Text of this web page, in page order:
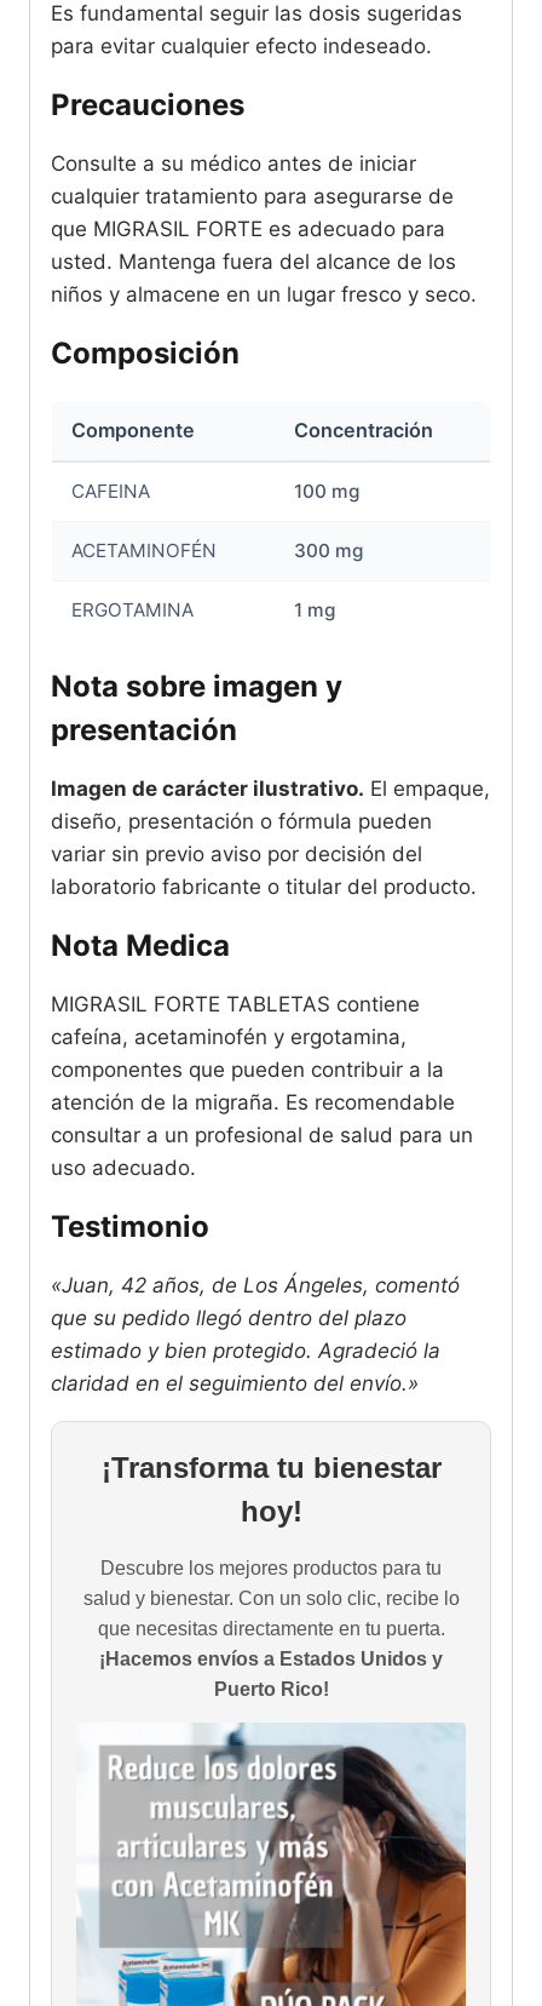
Es fundamental seguir las dosis sugeridas
para evitar cualquier efecto indeseado.
Precauciones
Consulte a su médico antes de iniciar
cualquier tratamiento para asegurarse de
que MIGRASIL FORTE es adecuado para
usted. Mantenga fuera del alcance de los
niños y almacene en un lugar fresco y seco.
Composición
Componente Concentración
CAFEINA 100 mg
ACETAMINOFÉN 300 mg
ERGOTAMINA 1 mg
Nota sobre imagen y
presentación
Imagen de carácter ilustrativo. El empaque,
diseño, presentación o fórmula pueden
variar sin previo aviso por decisión del
laboratorio fabricante o titular del producto.
Nota Medica
MIGRASIL FORTE TABLETAS contiene
cafeína, acetaminofén y ergotamina,
componentes que pueden contribuir a la
atención de la migraña. Es recomendable
consultar a un profesional de salud para un
uso adecuado.
Testimonio
«Juan, 42 años, de Los Ángeles, comentó
que su pedido llegó dentro del plazo
estimado y bien protegido. Agradeció la
claridad en el seguimiento del envío.»
¡Transforma tu bienestar
hoy!
Descubre los mejores productos para tu
salud y bienestar. Con un solo clic, recibe lo
que necesitas directamente en tu puerta.
¡Hacemos envíos a Estados Unidos y
Puerto Rico!